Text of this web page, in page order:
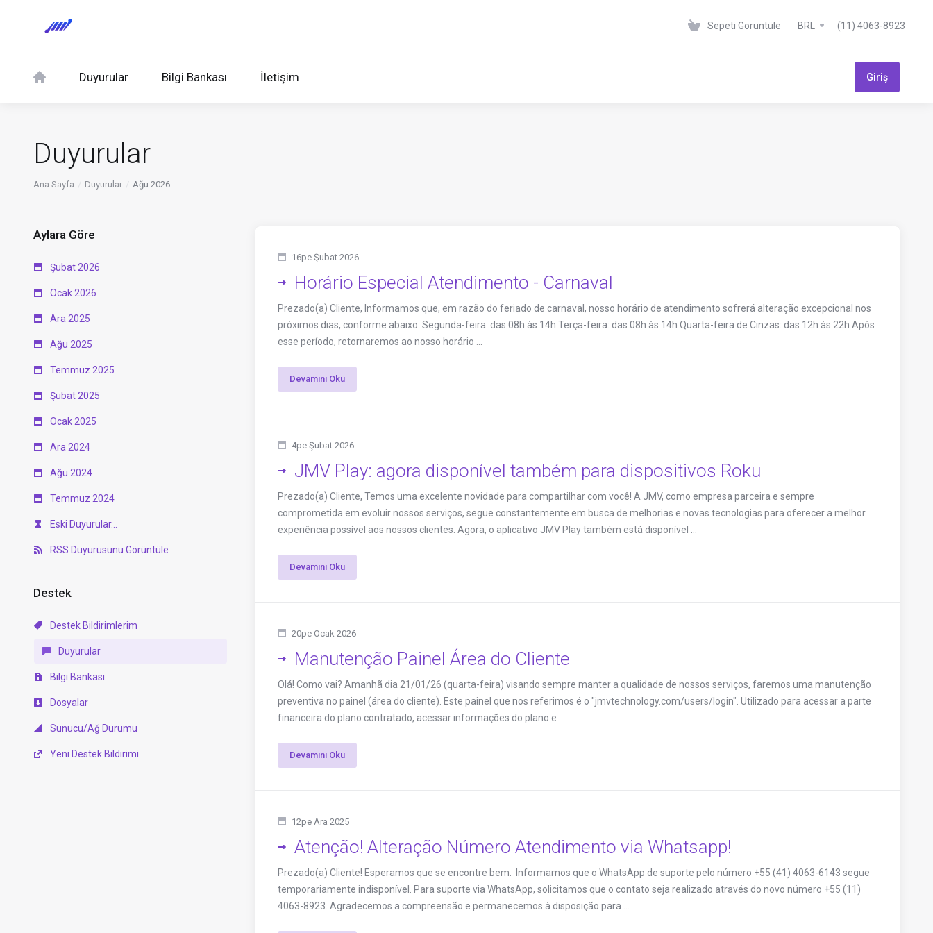
Sepeti Görüntüle BRL (11) 4063-8923
Duyurular Bilgi Bankası İletişim Giriş
Duyurular
Ana Sayfa Duyurular Ağu 2026
Aylara Göre
Şubat 2026
Ocak 2026
Ara 2025
Ağu 2025
Temmuz 2025
Şubat 2025
Ocak 2025
Ara 2024
Ağu 2024
Temmuz 2024
Eski Duyurular...
RSS Duyurusunu Görüntüle
Destek
Destek Bildirimlerim
Duyurular
Bilgi Bankası
Dosyalar
Sunucu/Ağ Durumu
Yeni Destek Bildirimi
16pe Şubat 2026
Horário Especial Atendimento - Carnaval
Prezado(a) Cliente, Informamos que, em razão do feriado de carnaval, nosso horário de atendimento sofrerá alteração excepcional nos
próximos dias, conforme abaixo: Segunda-feira: das 08h às 14h Terça-feira: das 08h às 14h Quarta-feira de Cinzas: das 12h às 22h Após
esse período, retornaremos ao nosso horário ...
Devamını Oku
4pe Şubat 2026
JMV Play: agora disponível também para dispositivos Roku
Prezado(a) Cliente, Temos uma excelente novidade para compartilhar com você! A JMV, como empresa parceira e sempre
comprometida em evoluir nossos serviços, segue constantemente em busca de melhorias e novas tecnologias para oferecer a melhor
experiência possível aos nossos clientes. Agora, o aplicativo JMV Play também está disponível ...
Devamını Oku
20pe Ocak 2026
Manutenção Painel Área do Cliente
Olá! Como vai? Amanhã dia 21/01/26 (quarta-feira) visando sempre manter a qualidade de nossos serviços, faremos uma manutenção
preventiva no painel (área do cliente). Este painel que nos referimos é o "jmvtechnology.com/users/login". Utilizado para acessar a parte
financeira do plano contratado, acessar informações do plano e ...
Devamını Oku
12pe Ara 2025
Atenção! Alteração Número Atendimento via Whatsapp!
Prezado(a) Cliente! Esperamos que se encontre bem. Informamos que o WhatsApp de suporte pelo número +55 (41) 4063-6143 segue
temporariamente indisponível. Para suporte via WhatsApp, solicitamos que o contato seja realizado através do novo número +55 (11)
4063-8923. Agradecemos a compreensão e permanecemos à disposição para ...